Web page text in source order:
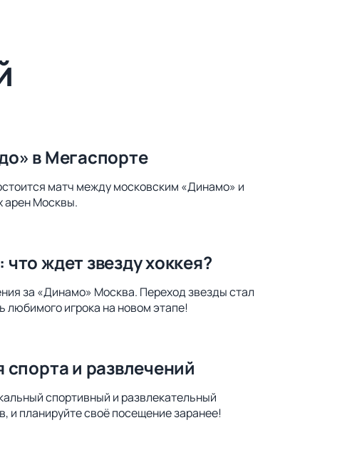
в Мегаспорте
матч между московским «Динамо» и
арен Москвы.
ждет звезду хоккея?
за «Динамо» Москва. Переход звезды стал
любимого игрока на новом этапе!
и развлечений
спортивный и развлекательный
и планируйте своё посещение заранее!